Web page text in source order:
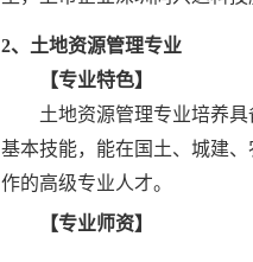
2、土地资源管理专业
【专业特色】
土地资源管理专业培养
基本技能，能在国土、城建
作的高级专业人才。
【专业师资】